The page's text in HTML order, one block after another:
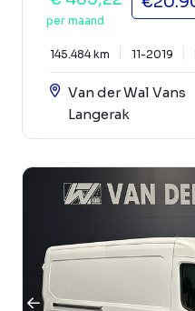
per maand
145.484 km 11-2019
Van der Wal Vans
Langerak